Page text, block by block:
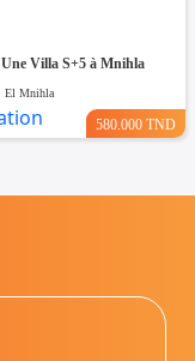
Villa S+5 à Mnihla
El Mnihla
580.000 TND